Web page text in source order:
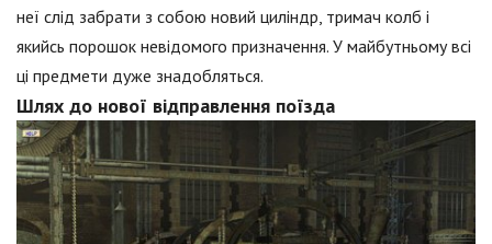
неї слід забрати з собою новий циліндр, тримач колб і
якийсь порошок невідомого призначення. У майбутньому всі
ці предмети дуже знадобляться.
Шлях до нової відправлення поїзда